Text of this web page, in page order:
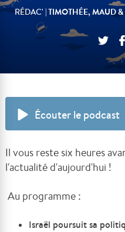
RÉDAC' | TIMOTHÉE, MAUD
Écouter le podcast
Il vous reste six heures
l'actualité d'aujourd'hui !
Au programme :
Israël poursuit sa